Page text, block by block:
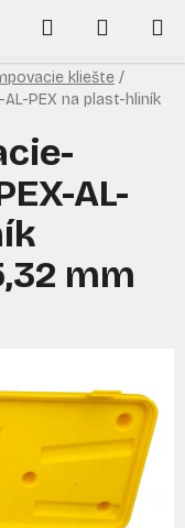
Hľadať
KOŠÍK
kliešte /
PEX na plast-hliník
AL-
mm